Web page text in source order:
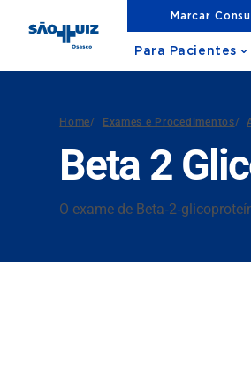
Marcar
Para Pacientes
Home/ Exames e Procedimentos/
Beta 2
O exame de